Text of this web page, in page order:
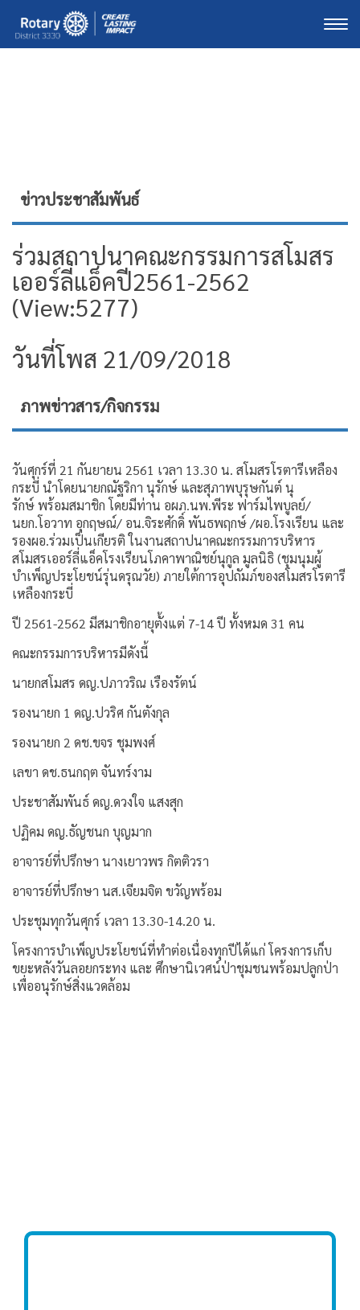
ข่าวประชาสัมพันธ์
ร่วมสถาปนาคณะกรรมการสโมสร
เออร์ลี่แอ็คปี2561-2562
(View:5277)
วันที่โพส 21/09/2018
ภาพข่าวสาร/กิจกรรม
วันศุกร์ที่ 21 กันยายน 2561 เวลา 13.30 น. สโมสรโรตารีเหลือง
กระบี่ นำโดยนายกณัฐริกา นุรักษ์ และสุภาพบุรุษกันต์ นุ
รักษ์ พร้อมสมาชิก โดยมีท่าน อผภ.นพ.พีระ ฟาร์มไพบูลย์/
นยก.โอวาท อุกฤษณ์/ อน.จิระศักดิ์ พันธพฤกษ์ /ผอ.โรงเรียน และ
รองผอ.ร่วมเป็นเกียรติ ในงานสถาปนาคณะกรรมการบริหาร
สโมสรเออร์ลี่แอ็คโรงเรียนโภคาพาณิชย์นุกูล มูลนิธิ (ชุมนุมผู้
บำเพ็ญประโยชน์รุ่นดรุณวัย) ภายใต้การอุปถัมภ์ของสโมสรโรตารี
เหลืองกระบี่
ปี 2561-2562 มีสมาชิกอายุตั้งแต่ 7-14 ปี ทั้งหมด 31 คน
คณะกรรมการบริหารมีดังนี้
นายกสโมสร ดญ.ปภาวริณ เรืองรัตน์
รองนายก 1 ดญ.ปวริศ กันตังกุล
รองนายก 2 ดช.ขจร ชุมพงศ์
เลขา ดช.ธนกฤต จันทร์งาม
ประชาสัมพันธ์ ดญ.ดวงใจ แสงสุก
ปฏิคม ดญ.ธัญชนก บุญมาก
อาจารย์ที่ปรึกษา นางเยาวพร กิตติวรา
อาจารย์ที่ปรึกษา นส.เจียมจิต ขวัญพร้อม
ประชุมทุกวันศุกร์ เวลา 13.30-14.20 น.
โครงการบำเพ็ญประโยชน์ที่ทำต่อเนื่องทุกปีได้แก่ โครงการเก็บ
ขยะหลังวันลอยกระทง และ ศึกษานิเวศน์ป่าชุมชนพร้อมปลูกป่า
เพื่ออนุรักษ์สิ่งแวดล้อม